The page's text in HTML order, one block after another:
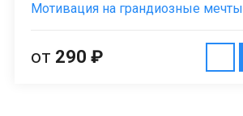
Мотивация на грандиозные мечты
от 290 ₽